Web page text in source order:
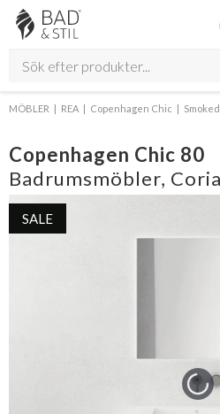
MÖBLER REA Copenhagen Chic
Copenhagen Chic 80
Badrumsmöbler,
SALE